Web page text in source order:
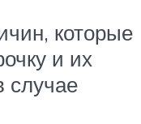
которые
и их
случае